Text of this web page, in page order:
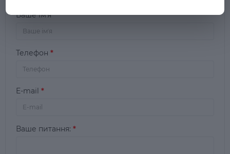
Ваше імʼя
Телефон
E-mail
Ваше питання: